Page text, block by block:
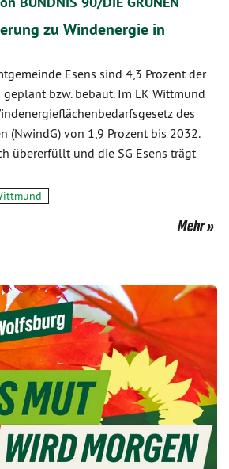
zu Windenergie in
Esens sind 4,3 Prozent der
bzw. bebaut. Im LK Wittmund
des
(NwindG) von 1,9 Prozent bis 2032.
übererfüllt und die SG Esens trägt
Mehr